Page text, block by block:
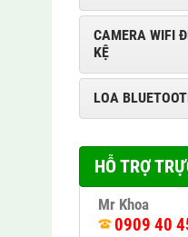
CAMERA WIFI
KỆ
LOA
HỖ TRỢ
Mr Khoa
0909 40